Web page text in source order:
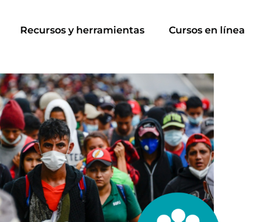
Recursos y herramientas Cursos en línea